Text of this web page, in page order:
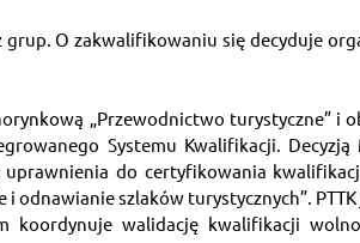
O zakwalifikowaniu się decyduje
„Przewodnictwo turystyczne” i
Systemu Kwalifikacji.
do certyfikowania
szlaków turystycznych”.
walidację kwalifikacji